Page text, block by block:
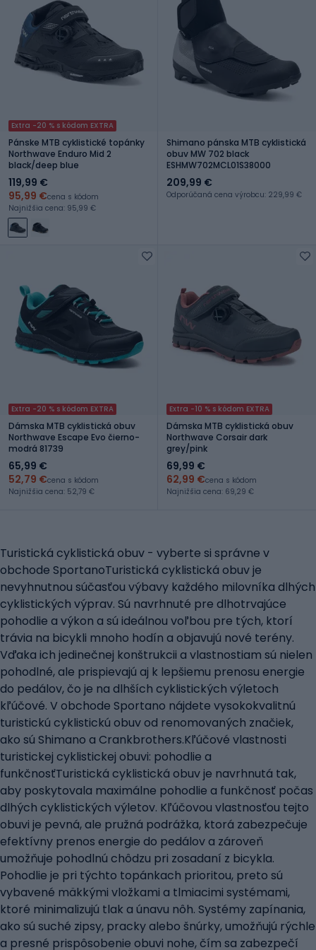
Extra -20 % s kódom EXTRA
Pánske MTB cyklistické topánky
Northwave Enduro Mid 2
black/deep blue
119,99 €
95,99 €cena s kódom
Najnižšia cena: 95,99 €
Shimano pánska MTB cyklistická
obuv MW 702 black
ESHMW702MCL01S38000
209,99 €
Odporúčaná cena výrobcu: 229,99 €
Extra -20 % s kódom EXTRA
Dámska MTB cyklistická obuv
Northwave Escape Evo čierno-
modrá 81739
65,99 €
52,79 €cena s kódom
Najnižšia cena: 52,79 €
Extra -10 % s kódom EXTRA
Dámska MTB cyklistická obuv
Northwave Corsair dark
grey/pink
69,99 €
62,99 €cena s kódom
Najnižšia cena: 69,29 €
Turistická cyklistická obuv - vyberte si správne v
obchode SportanoTuristická cyklistická obuv je
nevyhnutnou súčasťou výbavy každého milovníka dlhých
cyklistických výprav. Sú navrhnuté pre dlhotrvajúce
pohodlie a výkon a sú ideálnou voľbou pre tých, ktorí
trávia na bicykli mnoho hodín a objavujú nové terény.
Vďaka ich jedinečnej konštrukcii a vlastnostiam sú nielen
pohodlné, ale prispievajú aj k lepšiemu prenosu energie
do pedálov, čo je na dlhších cyklistických výletoch
kľúčové. V obchode Sportano nájdete vysokokvalitnú
turistickú cyklistickú obuv od renomovaných značiek,
ako sú Shimano a Crankbrothers.Kľúčové vlastnosti
turistickej cyklistickej obuvi: pohodlie a
funkčnosťTuristická cyklistická obuv je navrhnutá tak,
aby poskytovala maximálne pohodlie a funkčnosť počas
dlhých cyklistických výletov. Kľúčovou vlastnosťou tejto
obuvi je pevná, ale pružná podrážka, ktorá zabezpečuje
efektívny prenos energie do pedálov a zároveň
umožňuje pohodlnú chôdzu pri zosadaní z bicykla.
Pohodlie je pri týchto topánkach prioritou, preto sú
vybavené mäkkými vložkami a tlmiacimi systémami,
ktoré minimalizujú tlak a únavu nôh. Systémy zapínania,
ako sú suché zipsy, pracky alebo šnúrky, umožňujú rýchle
a presné prispôsobenie obuvi nohe, čím sa zabezpečí